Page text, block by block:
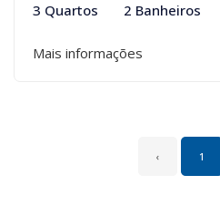
3 Quartos 2 Banheiros
Mais informações
‹ 1